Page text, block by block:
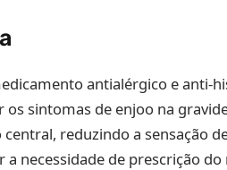
antialérgico e anti-
os sintomas de enjoo na
reduzindo a sensação
necessidade de prescrição